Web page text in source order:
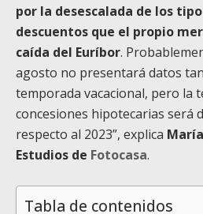
por la desescalada de los
descuentos que el propio
caída del Euríbor.
agosto no presentará datos
temporada vacacional, pero la
concesiones hipotecarias será
respecto al 2023”, explica
Estudios de Fotocasa.
Tabla de contenidos